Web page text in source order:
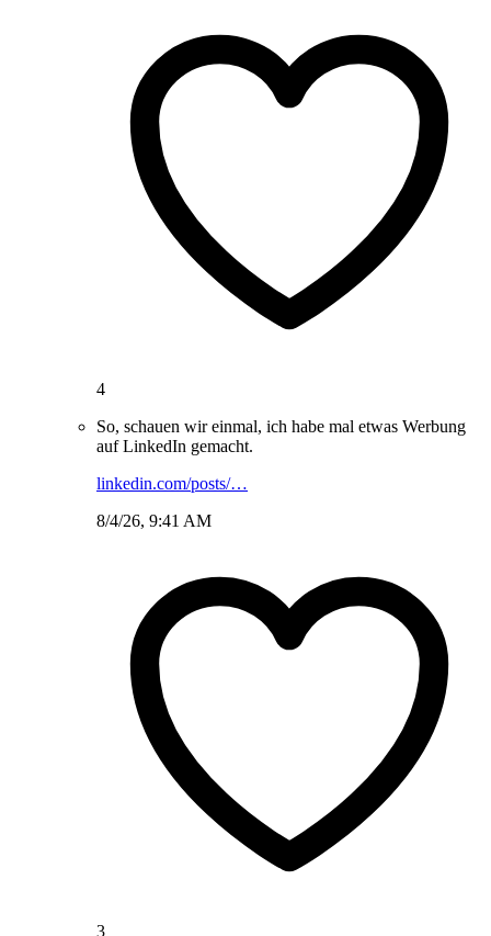
4
So, schauen wir einmal, ich habe mal etwas Werbung
auf LinkedIn gemacht.
linkedin.com/posts/…
8/4/26, 9:41 AM
3